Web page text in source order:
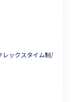
レックスタイム制/